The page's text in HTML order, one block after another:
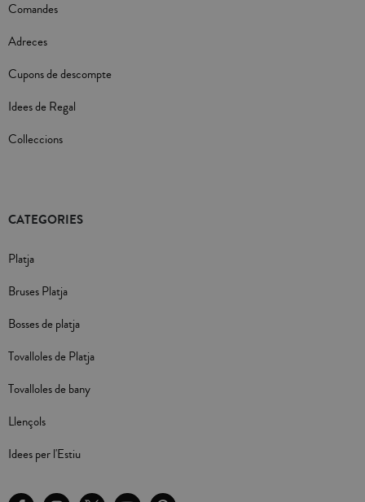
Comandes
Adreces
Cupons de descompte
Idees de Regal
Colleccions
CATEGORIES
Platja
Bruses Platja
Bosses de platja
Tovalloles de Platja
Tovalloles de bany
Llençols
Idees per l'Estiu